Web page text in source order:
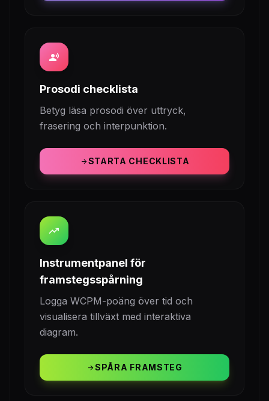
record_voice_over
Prosodi checklista
Betyg läsa prosodi över uttryck,
frasering och interpunktion.
arrow_forwardSTARTA CHECKLISTA
trending_up
Instrumentpanel för
framstegsspårning
Logga WCPM-poäng över tid och
visualisera tillväxt med interaktiva
diagram.
arrow_forwardSPÅRA FRAMSTEG